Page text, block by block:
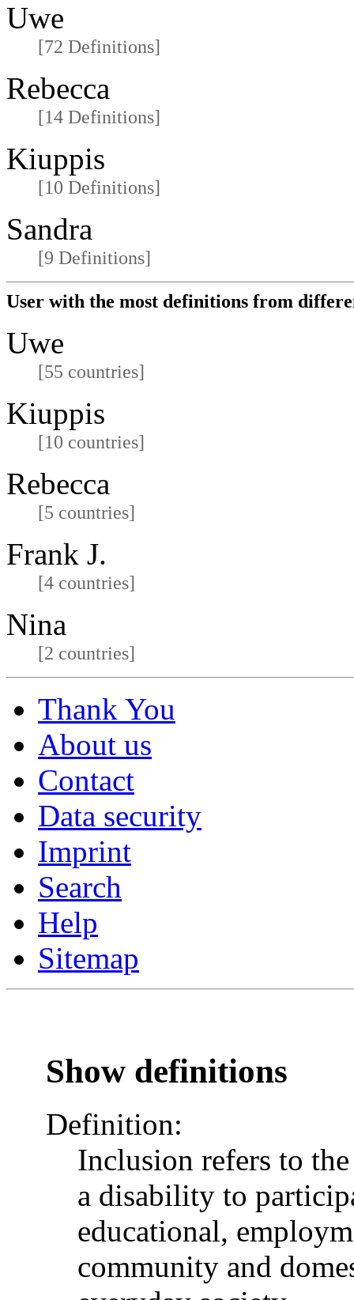
Uwe
[72 Definitions]
Rebecca
[14 Definitions]
Kiuppis
[10 Definitions]
Sandra
[9 Definitions]
User with the most definitions from
Uwe
[55 countries]
Kiuppis
[10 countries]
Rebecca
[5 countries]
Frank J.
[4 countries]
Nina
[2 countries]
Thank You
About us
Contact
Data security
Imprint
Search
Help
Sitemap
Show definitions
Definition:
Inclusion refers to
a disability to
educational,
community and